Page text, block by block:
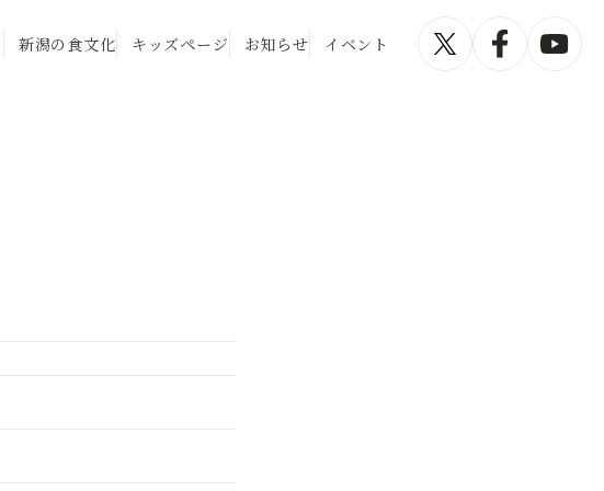
新潟の食文化 キッズページ お知らせ イベント